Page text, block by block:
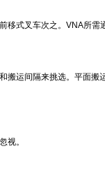
式叉车次之。VNA所需
运间隔来挑选。平面
视。